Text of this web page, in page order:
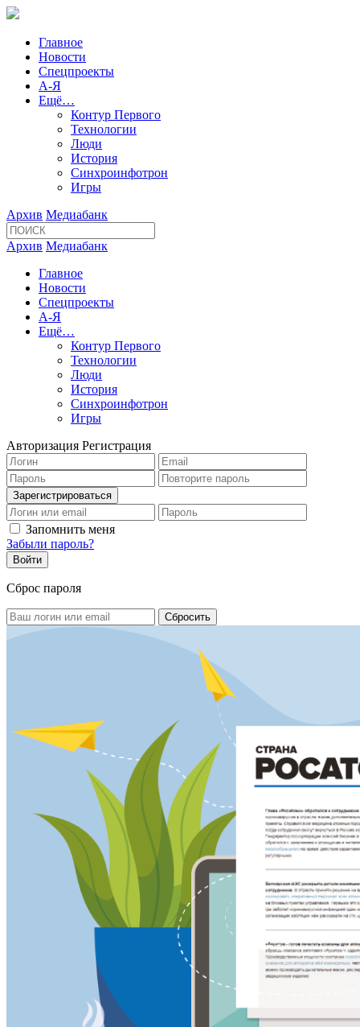
Главное
Новости
Спецпроекты
А-Я
Ещё…
Контур Первого
Технологии
Люди
История
Синхроинфотрон
Игры
Архив Медиабанк
Архив Медиабанк
Главное
Новости
Спецпроекты
А-Я
Ещё…
Контур Первого
Технологии
Люди
История
Синхроинфотрон
Игры
Авторизация Регистрация
Запомнить меня
Забыли пароль?
Сброс пароля